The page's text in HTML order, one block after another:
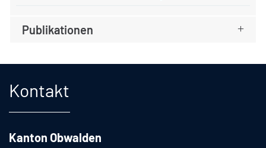
Publikationen
Kontakt
Kanton Obwalden